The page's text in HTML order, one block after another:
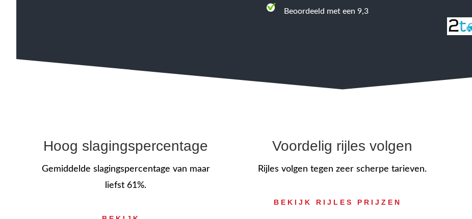
Beoordeeld met een 9,3
Hoog slagingspercentage
Gemiddelde slagingspercentage van maar
liefst 61%.
Voordelig rijles volgen
Rijles volgen tegen zeer scherpe tarieven.
BEKIJK RIJLES PRIJZEN